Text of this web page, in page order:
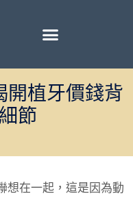
開植牙價錢背
節
想在一起，這是因為動